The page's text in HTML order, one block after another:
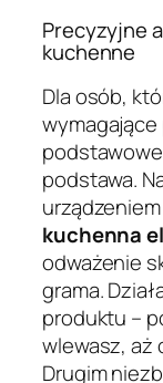
Precyzyjne
kuchenne
Dla osób,
podstawa.
kuchenna
odważenie
grama.
produktu –
wlewasz, aż
Drugim